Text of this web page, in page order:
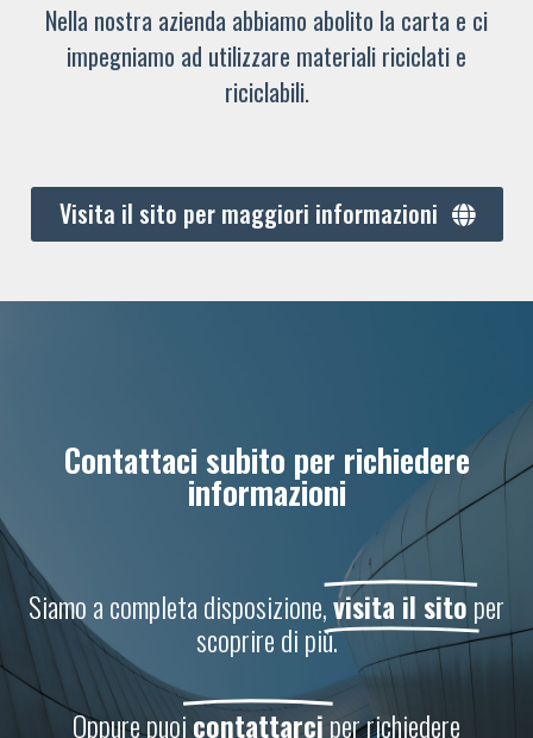
Nella nostra azienda abbiamo abolito la carta e ci
impegniamo ad utilizzare materiali riciclati e
riciclabili.
Visita il sito per maggiori informazioni
Contattaci subito per richiedere
informazioni
Siamo a completa disposizione,visita il sitoper
scoprire di più.
Oppure puoicontattarciper richiedere